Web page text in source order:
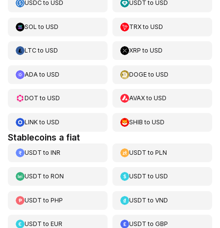
USDCto USD USDT toUSD
SOL to USD TRXtoUSD
LTCto USD XRP toUSD
ADA to USD DOGEtoUSD
DOT to USD AVAXtoUSD
LINKto USD SHIB toUSD
Stablecoins a fiat
USDT to INR USDT toPLN
USDT to RON USDT toUSD
USDT to PHP USDT toVND
USDT to EUR USDT toGBP